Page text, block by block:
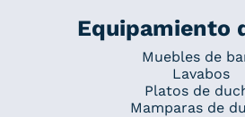
Equipamiento
Muebles de
Lavabos
Platos de
Mamparas de